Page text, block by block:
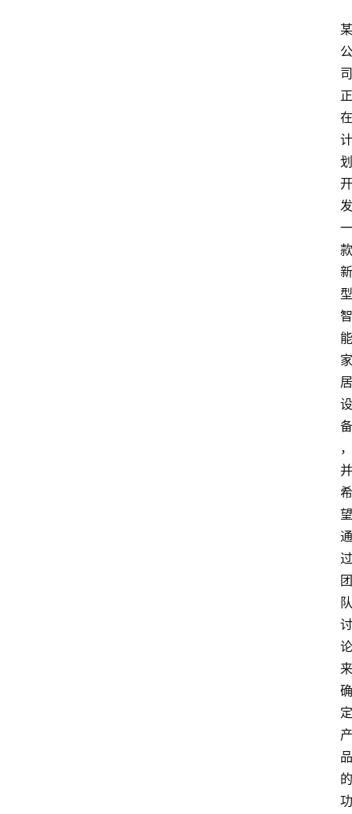
某
公
司
正
在
计
划
开
发
一
款
新
型
智
能
家
居
设
备
，
并
希
望
通
过
团
队
讨
论
来
确
定
产
品
的
功